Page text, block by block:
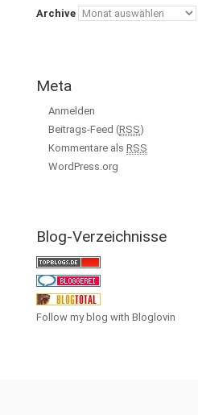
Archive
Meta
Anmelden
Beitrags-Feed (RSS)
Kommentare als RSS
WordPress.org
Blog-Verzeichnisse
Follow my blog with Bloglovin